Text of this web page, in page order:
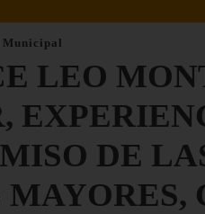
Municipal
LEO
DE
MAYORES,